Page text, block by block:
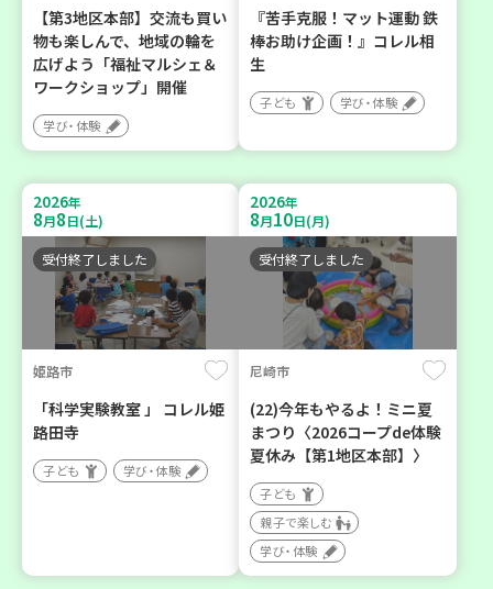
【第3地区本部】交流も買い
物も楽しんで、地域の輪を
広げよう「福祉マルシェ＆
ワークショップ」開催
学び・体験
『苦手克服！マット運動 鉄
棒お助け企画！』コレル相
生
子ども 学び・体験
2026年
8月8日(土)
受付終了しました
姫路市
「科学実験教室 」 コレル姫
路田寺
子ども 学び・体験
2026年
8月10日(月)
受付終了しました
尼崎市
(22)今年もやるよ！ミニ夏
まつり〈2026コープde体験
夏休み【第1地区本部】〉
子ども
親子で楽しむ
学び・体験